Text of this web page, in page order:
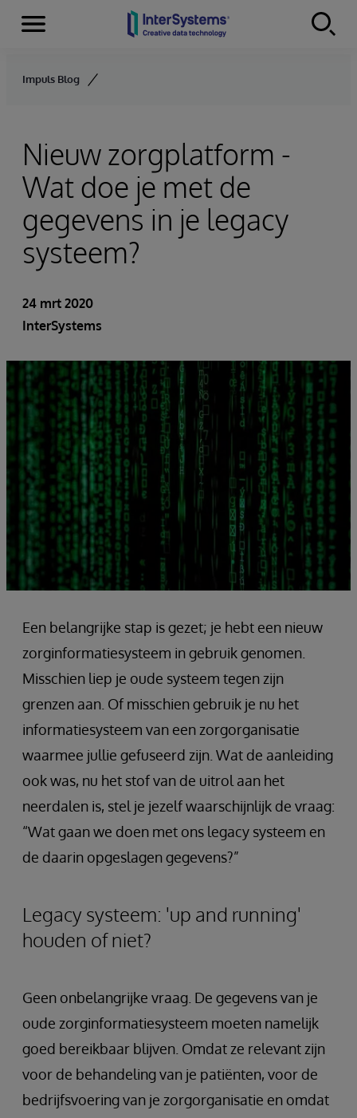
Skip to content
Menu
Impuls Blog
Nieuw zorgplatform -
Wat doe je met de
gegevens in je legacy
systeem?
24 mrt 2020
InterSystems
Een belangrijke stap is gezet; je hebt een nieuw
zorginformatiesysteem in gebruik genomen.
Misschien liep je oude systeem tegen zijn
grenzen aan. Of misschien gebruik je nu het
informatiesysteem van een zorgorganisatie
waarmee jullie gefuseerd zijn. Wat de aanleiding
ook was, nu het stof van de uitrol aan het
neerdalen is, stel je jezelf waarschijnlijk de vraag:
“Wat gaan we doen met ons legacy systeem en
de daarin opgeslagen gegevens?”
Legacy systeem: 'up and running'
houden of niet?
Geen onbelangrijke vraag. De gegevens van je
oude zorginformatiesysteem moeten namelijk
goed bereikbaar blijven. Omdat ze relevant zijn
voor de behandeling van je patiënten, voor de
bedrijfsvoering van je zorgorganisatie en omdat